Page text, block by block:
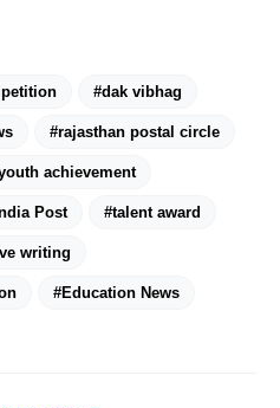
#dak vibhag
#rajasthan postal circle
achievement
Post #talent award
writing
#Education News